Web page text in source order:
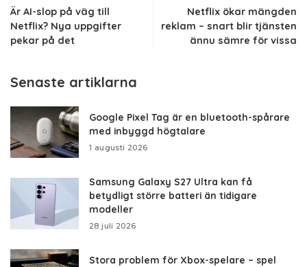
Är AI-slop på väg till
Netflix? Nya uppgifter
pekar på det
Netflix ökar mängden
reklam – snart blir tjänsten
ännu sämre för vissa
Senaste artiklarna
Google Pixel Tag är en bluetooth-spårare
med inbyggd högtalare
1 augusti 2026
Samsung Galaxy S27 Ultra kan få
betydligt större batteri än tidigare
modeller
28 juli 2026
Stora problem för Xbox-spelare – spel